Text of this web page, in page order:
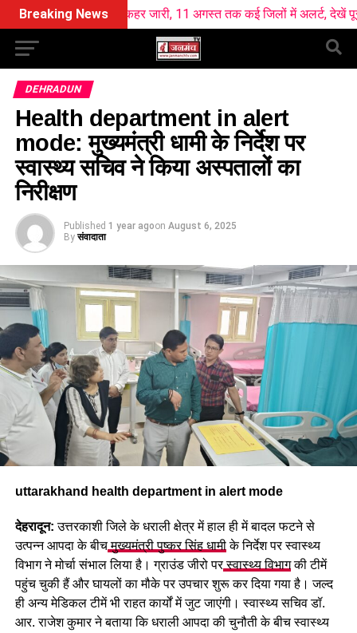
Breaking News
बारिश का कहर जारी, 11 अगस्त तक कई जिलों में अलर्ट, देखें पूरी रिपोर्ट
DEHRADUN
Health department in alert
mode: मुख्यमंत्री धामी के निर्देश पर
स्वास्थ्य सचिव ने किया अस्पतालों का
निरीक्षण
Published 1 year agoon August 6, 2025
By संवादाता
uttarakhand health department in alert mode
देहरादून: उत्तरकाशी जिले के धराली क्षेत्र में हाल ही में बादल फटने से
उत्पन्न आपदा के बीचमुख्यमंत्री पुष्कर सिंह धामीके निर्देश पर स्वास्थ्य
विभाग ने मोर्चा संभाल लिया है। ग्राउंड जीरो परस्वास्थ्य विभागकी टीमें
पहुंच चुकी हैं और घायलों का मौके पर उपचार शुरू कर दिया गया है। जल्द
ही अन्य मेडिकल टीमें भी राहत कार्यों में जुट जाएंगी। स्वास्थ्य सचिव डॉ.
आर. राजेश कुमार ने बताया कि धराली आपदा की चुनौती के बीच स्वास्थ्य